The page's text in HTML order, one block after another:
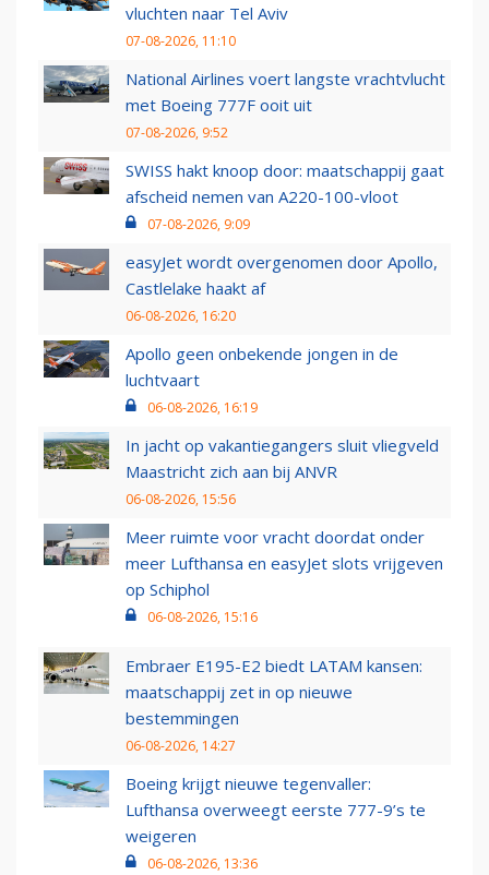
vluchten naar Tel Aviv
07-08-2026, 11:10
National Airlines voert langste vrachtvlucht
met Boeing 777F ooit uit
07-08-2026, 9:52
SWISS hakt knoop door: maatschappij gaat
afscheid nemen van A220-100-vloot
07-08-2026, 9:09
easyJet wordt overgenomen door Apollo,
Castlelake haakt af
06-08-2026, 16:20
Apollo geen onbekende jongen in de
luchtvaart
06-08-2026, 16:19
In jacht op vakantiegangers sluit vliegveld
Maastricht zich aan bij ANVR
06-08-2026, 15:56
Meer ruimte voor vracht doordat onder
meer Lufthansa en easyJet slots vrijgeven
op Schiphol
06-08-2026, 15:16
Embraer E195-E2 biedt LATAM kansen:
maatschappij zet in op nieuwe
bestemmingen
06-08-2026, 14:27
Boeing krijgt nieuwe tegenvaller:
Lufthansa overweegt eerste 777-9’s te
weigeren
06-08-2026, 13:36